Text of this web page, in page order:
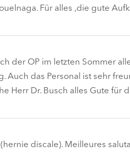
Für alles ,die gute
der OP im letzten Sommer
Auch das Personal ist sehr
Herr Dr. Busch alles Gute für
discale). Meilleures